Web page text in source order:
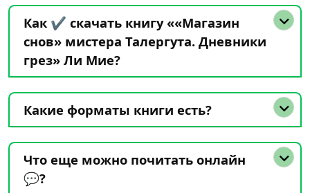
Как ✔️ скачать книгу ««Магазин
снов» мистера Талергута. Дневники
грез» Ли Мие?
Какие форматы книги есть?
Что еще можно почитать онлайн
💬?